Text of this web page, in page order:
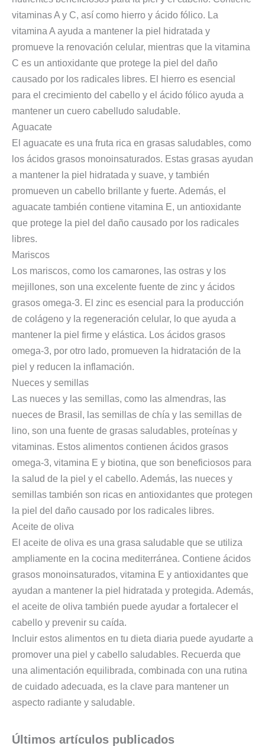
vitaminas A y C, así como hierro y ácido fólico. La
vitamina A ayuda a mantener la piel hidratada y
promueve la renovación celular, mientras que la vitamina
C es un antioxidante que protege la piel del daño
causado por los radicales libres. El hierro es esencial
para el crecimiento del cabello y el ácido fólico ayuda a
mantener un cuero cabelludo saludable.
Aguacate
El aguacate es una fruta rica en grasas saludables, como
los ácidos grasos monoinsaturados. Estas grasas ayudan
a mantener la piel hidratada y suave, y también
promueven un cabello brillante y fuerte. Además, el
aguacate también contiene vitamina E, un antioxidante
que protege la piel del daño causado por los radicales
libres.
Mariscos
Los mariscos, como los camarones, las ostras y los
mejillones, son una excelente fuente de zinc y ácidos
grasos omega-3. El zinc es esencial para la producción
de colágeno y la regeneración celular, lo que ayuda a
mantener la piel firme y elástica. Los ácidos grasos
omega-3, por otro lado, promueven la hidratación de la
piel y reducen la inflamación.
Nueces y semillas
Las nueces y las semillas, como las almendras, las
nueces de Brasil, las semillas de chía y las semillas de
lino, son una fuente de grasas saludables, proteínas y
vitaminas. Estos alimentos contienen ácidos grasos
omega-3, vitamina E y biotina, que son beneficiosos para
la salud de la piel y el cabello. Además, las nueces y
semillas también son ricas en antioxidantes que protegen
la piel del daño causado por los radicales libres.
Aceite de oliva
El aceite de oliva es una grasa saludable que se utiliza
ampliamente en la cocina mediterránea. Contiene ácidos
grasos monoinsaturados, vitamina E y antioxidantes que
ayudan a mantener la piel hidratada y protegida. Además,
el aceite de oliva también puede ayudar a fortalecer el
cabello y prevenir su caída.
Incluir estos alimentos en tu dieta diaria puede ayudarte a
promover una piel y cabello saludables. Recuerda que
una alimentación equilibrada, combinada con una rutina
de cuidado adecuada, es la clave para mantener un
aspecto radiante y saludable.
Últimos artículos publicados